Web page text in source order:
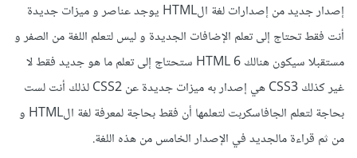
إصدار جديد من إصدارات لغة الHTML يوجد عناصر و ميزات جديدة
أنت فقط تحتاج إلى تعلم الإضافات الجديدة و ليس لتعلم اللغة من الصفر و
مستقبلا سيكون هنالك HTML 6 ستحتاج إلى تعلم ما هو جديد فقط لا
غير كذلك CSS3 هي إصدار به ميزات جديدة عن CSS2 لذلك أنت لست
بحاجة لتعلم الجافاسكربت لتعلمها أن فقط بحاجة لمعرفة لغة الHTML و
من ثم قراءة مالجديد في الإصدار الخامس من هذه اللغة.